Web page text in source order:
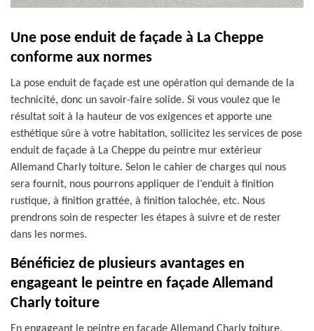
Une pose enduit de façade à La Cheppe
conforme aux normes
La pose enduit de façade est une opération qui demande de la
technicité, donc un savoir-faire solide. Si vous voulez que le
résultat soit à la hauteur de vos exigences et apporte une
esthétique sûre à votre habitation, sollicitez les services de pose
enduit de façade à La Cheppe du peintre mur extérieur
Allemand Charly toiture. Selon le cahier de charges qui nous
sera fournit, nous pourrons appliquer de l’enduit à finition
rustique, à finition grattée, à finition talochée, etc. Nous
prendrons soin de respecter les étapes à suivre et de rester
dans les normes.
Bénéficiez de plusieurs avantages en
engageant le peintre en façade Allemand
Charly toiture